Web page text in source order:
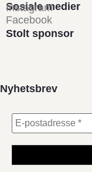
Sosiale medier
Instagram
Facebook
Stolt sponsor
Nyhetsbrev